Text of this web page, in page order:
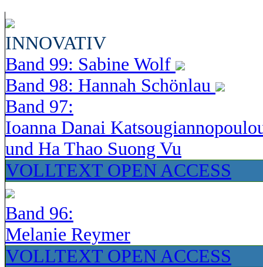
INNOVATIV
Band 99: Sabine Wolf
Band 98: Hannah Schönlau
Band 97:
Ioanna Danai
und Ha Thao Suong Vu
VOLLTEXT OPEN ACCESS
Band 96:
Melanie Reymer
VOLLTEXT OPEN ACCESS